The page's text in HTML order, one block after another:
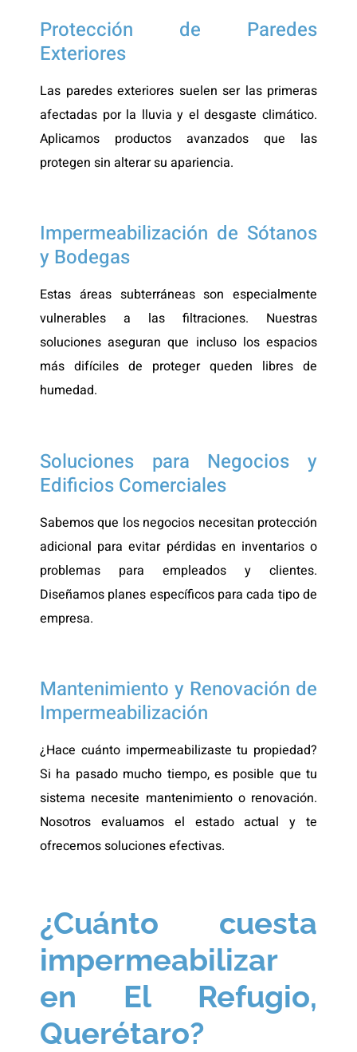
Protección de Paredes
Exteriores
Las paredes exteriores suelen ser las primeras
afectadas por la lluvia y el desgaste climático.
Aplicamos productos avanzados que las
protegen sin alterar su apariencia.
Impermeabilización de Sótanos
y Bodegas
Estas áreas subterráneas son especialmente
vulnerables a las filtraciones. Nuestras
soluciones aseguran que incluso los espacios
más difíciles de proteger queden libres de
humedad.
Soluciones para Negocios y
Edificios Comerciales
Sabemos que los negocios necesitan protección
adicional para evitar pérdidas en inventarios o
problemas para empleados y clientes.
Diseñamos planes específicos para cada tipo de
empresa.
Mantenimiento y Renovación de
Impermeabilización
¿Hace cuánto impermeabilizaste tu propiedad?
Si ha pasado mucho tiempo, es posible que tu
sistema necesite mantenimiento o renovación.
Nosotros evaluamos el estado actual y te
ofrecemos soluciones efectivas.
¿Cuánto cuesta
impermeabilizar
en El Refugio,
Querétaro?